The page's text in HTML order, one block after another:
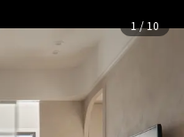
|現代風|15坪
1/10